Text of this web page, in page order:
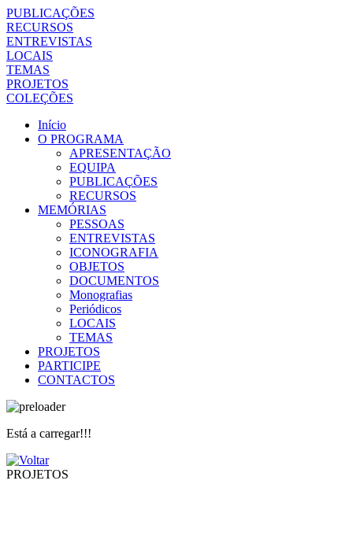
PUBLICAÇÕES
RECURSOS
ENTREVISTAS
LOCAIS
TEMAS
PROJETOS
COLEÇÕES
Início
O PROGRAMA
APRESENTAÇÃO
EQUIPA
PUBLICAÇÕES
RECURSOS
MEMÓRIAS
PESSOAS
ENTREVISTAS
ICONOGRAFIA
OBJETOS
DOCUMENTOS
Monografias
Periódicos
LOCAIS
TEMAS
PROJETOS
PARTICIPE
CONTACTOS
Está a carregar!!!
PROJETOS